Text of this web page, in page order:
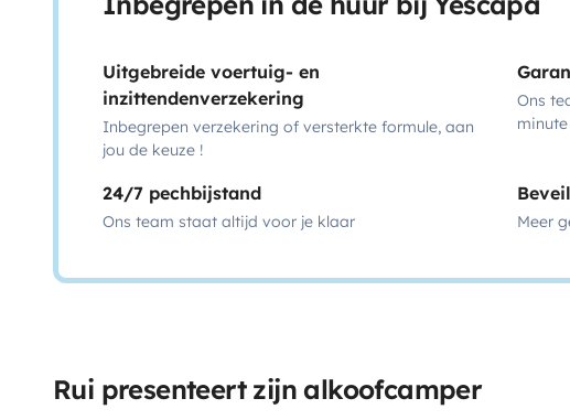
Uitgebreide voertuig- en
inzittendenverzekering
Inbegrepen verzekering of versterkte formule, aan
jou de keuze !
Ons
24/7 pechbijstand
Ons team staat altijd voor je klaar Meer
Rui presenteert zijn alkoofcamper